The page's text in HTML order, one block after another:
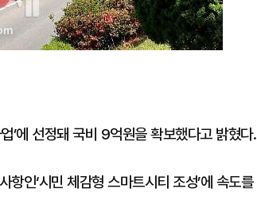
’에 선정돼 국비 9억원을 확보했다고 밝혔다.
인‘시민 체감형 스마트시티 조성’에 속도를